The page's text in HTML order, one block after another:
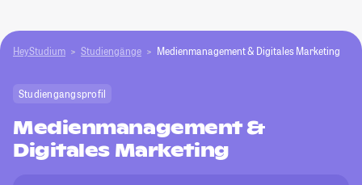
HeyStudium Studiengänge Medienmanagement & Digitales Marketing
Studiengangsprofil
Medienmanagement &
Digitales Marketing